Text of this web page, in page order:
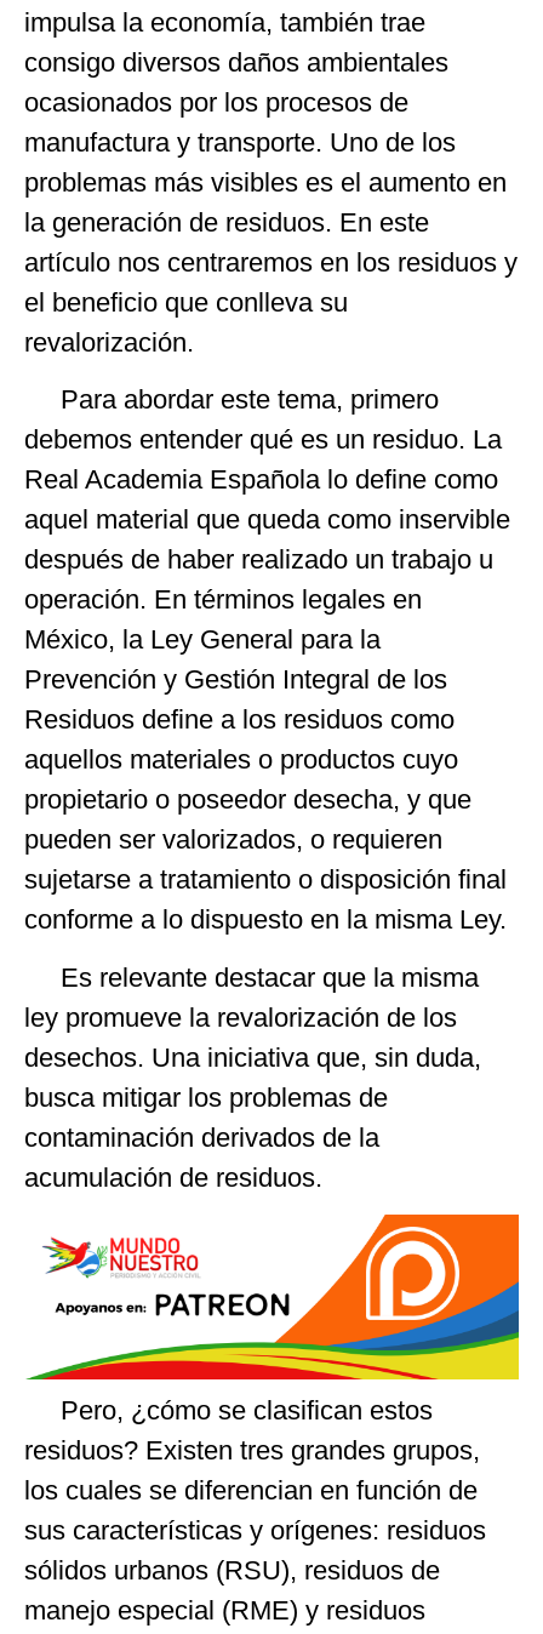
impulsa la economía, también trae
consigo diversos daños ambientales
ocasionados por los procesos de
manufactura y transporte. Uno de los
problemas más visibles es el aumento en
la generación de residuos. En este
artículo nos centraremos en los residuos y
el beneficio que conlleva su
revalorización.
Para abordar este tema, primero
debemos entender qué es un residuo. La
Real Academia Española lo define como
aquel material que queda como inservible
después de haber realizado un trabajo u
operación. En términos legales en
México, la Ley General para la
Prevención y Gestión Integral de los
Residuos define a los residuos como
aquellos materiales o productos cuyo
propietario o poseedor desecha, y que
pueden ser valorizados, o requieren
sujetarse a tratamiento o disposición final
conforme a lo dispuesto en la misma Ley.
Es relevante destacar que la misma
ley promueve la revalorización de los
desechos. Una iniciativa que, sin duda,
busca mitigar los problemas de
contaminación derivados de la
acumulación de residuos.
Pero, ¿cómo se clasifican estos
residuos? Existen tres grandes grupos,
los cuales se diferencian en función de
sus características y orígenes: residuos
sólidos urbanos (RSU), residuos de
manejo especial (RME) y residuos